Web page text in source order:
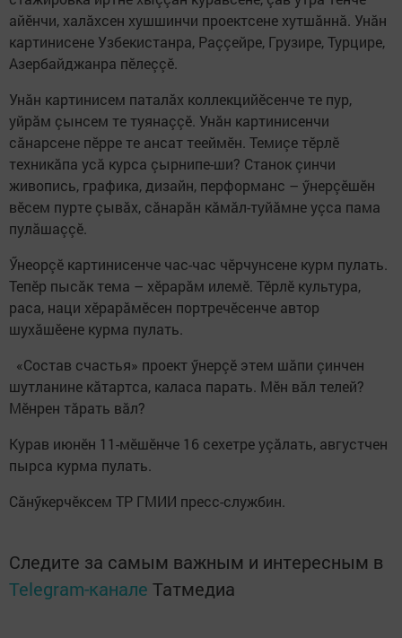
айӗнчи, халăхсен хушшинчи проектсене хутшăннă. Унăн
картинисене Узбекистанра, Раççейре, Грузире, Турцире,
Азербайджанра пӗлеççӗ.
Унăн картинисем паталăх коллекцийӗсенче те пур,
уйрăм çынсем те туянаççӗ. Унăн картинисенчи
сăнарсене пӗрре те ансат тееймӗн. Темиçе тӗрлӗ
техникăпа усă курса çырнипе-ши? Станок çинчи
живопись, графика, дизайн, перформанс – ӳнерçӗшӗн
вӗсем пурте çывăх, сăнарăн кăмăл-туйăмне уçса пама
пулăшаççӗ.
Ӳнеорçӗ картинисенче час-час чӗрчунсене курм пулать.
Тепӗр пысăк тема – хӗрарăм илемӗ. Тӗрлӗ культура,
раса, наци хӗрарăмӗсен портречӗсенче автор
шухăшӗене курма пулать.
«Состав счастья» проект ӳнерçӗ этем шăпи çинчен
шутланине кăтартса, каласа парать. Мӗн вăл телей?
Мӗнрен тăрать вăл?
Курав июнӗн 11-мӗшӗнче 16 сехетре уçăлать, августчен
пырса курма пулать.
Сăнӳкерчӗксем ТР ГМИИ пресс-службин.
Следите за самым важным и интересным в
Telegram-канале Татмедиа